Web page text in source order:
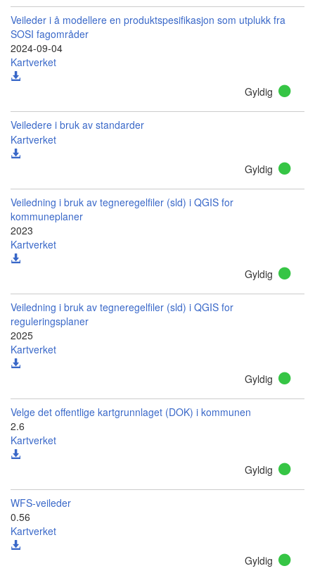
Veileder i å modellere en produktspesifikasjon som utplukk fra
SOSI fagområder
2024-09-04
Kartverket
Gyldig
Veiledere i bruk av standarder
Kartverket
Gyldig
Veiledning i bruk av tegneregelfiler (sld) i QGIS for
kommuneplaner
2023
Kartverket
Gyldig
Veiledning i bruk av tegneregelfiler (sld) i QGIS for
reguleringsplaner
2025
Kartverket
Gyldig
Velge det offentlige kartgrunnlaget (DOK) i kommunen
2.6
Kartverket
Gyldig
WFS-veileder
0.56
Kartverket
Gyldig